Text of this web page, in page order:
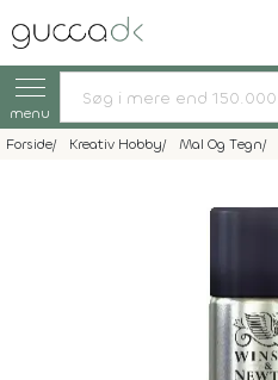
menu
Forside Kreativ Hobby Mal Og Tegn